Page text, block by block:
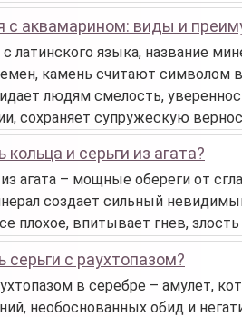
с аквамарином: виды и
латинского языка, название
камень считают символом
людям смелость,
сохраняет супружескую
кольца и серьги из агата?
агата – мощные обереги от
создает сильный
плохое, впитывает гнев,
серьги с раухтопазом?
в серебре – амулет,
необоснованных обид и